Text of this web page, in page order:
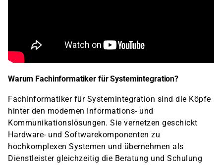
Warum Fachinformatiker für Systemintegration?
Fachinformatiker für Systemintegration sind die Köpfe
hinter den modernen Informations- und
Kommunikationslösungen. Sie vernetzen geschickt
Hardware- und Softwarekomponenten zu
hochkomplexen Systemen und übernehmen als
Dienstleister gleichzeitig die Beratung und Schulung